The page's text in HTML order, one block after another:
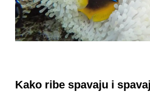
Kako ribe spavaju i